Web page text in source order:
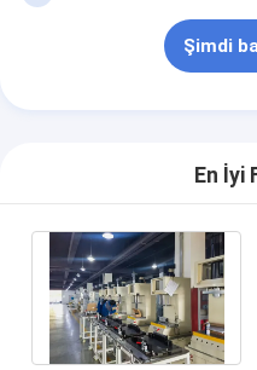
Şimdi
En İyi